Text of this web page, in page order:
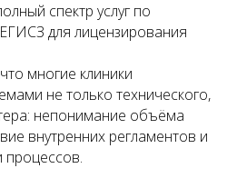
спектр услуг по
для лицензирования
многие клиники
не только технического,
непонимание объёма
внутренних регламентов и
процессов.